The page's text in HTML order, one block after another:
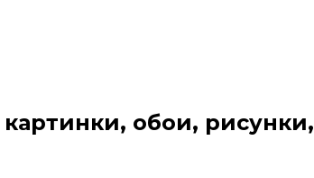
обои,